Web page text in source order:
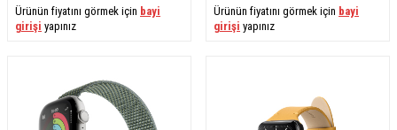
Ürünün fiyatını görmek için bayi
girişi yapınız
Ürünün fiyatını görmek için bayi
girişi yapınız